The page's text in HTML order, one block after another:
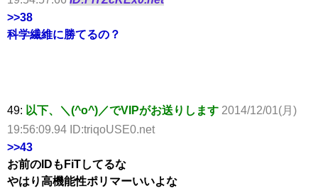
>>38
科学繊維に勝てるの？
49: 以下、＼(^o^)／でVIPがお送りします 2014/12/01(月)
19:56:09.94 ID:triqoUSE0.net
>>43
お前のIDもFiTしてるな
やはり高機能性ポリマーいいよな